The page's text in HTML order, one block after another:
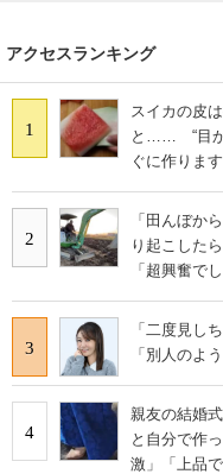
アクセスランキング
1
スイカの皮
と…… “目か
ぐに作りま
2
「田んぼか
り起こした
「超興奮でし
3
「二度見し
「別人のよ
4
親友の結婚
と自分で作
激」「上品